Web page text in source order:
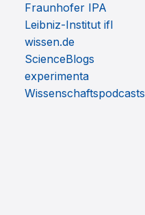
Fraunhofer IPA
Leibniz-Institut ifl
wissen.de
ScienceBlogs
experimenta
Wissenschaftspodcasts